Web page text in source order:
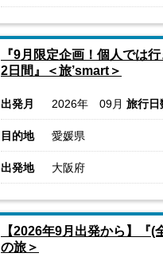
『9月限定企画！個人では
2日間』＜旅’smart＞
出発月 2026年 09月 旅行日
目的地 愛媛県
出発地 大阪府
【2026年9月出発から】
の旅＞